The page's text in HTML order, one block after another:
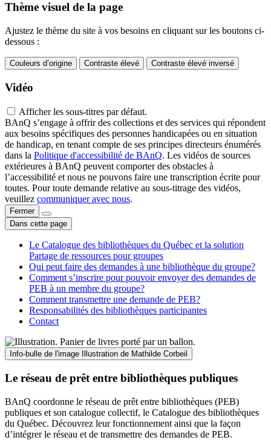
Thème visuel de la page
Ajustez le thème du site à vos besoins en cliquant sur les boutons ci-
dessous :
Couleurs d’origine Contraste élevé Contraste élevé inversé
Vidéo
Afficher les sous-titres par défaut.
BAnQ s’engage à offrir des collections et des services qui répondent
aux besoins spécifiques des personnes handicapées ou en situation
de handicap, en tenant compte de ses principes directeurs énumérés
dans la Politique d'accessibilité de BAnQ. Les vidéos de sources
extérieures à BAnQ peuvent comporter des obstacles à
l’accessibilité et nous ne pouvons faire une transcription écrite pour
toutes. Pour toute demande relative au sous-titrage des vidéos,
veuillez communiquer avec nous.
Fermer
Dans cette page
Le Catalogue des bibliothèques du Québec et la solution
Partage de ressources pour groupes
Qui peut faire des demandes à une bibliothèque du groupe?
Comment s’inscrire pour pouvoir envoyer des demandes de
PEB à un membre du groupe?
Comment transmettre une demande de PEB?
Responsabilités des bibliothèques participantes
Contact
Info-bulle de l'image Illustration de Mathilde Corbeil
Le réseau de prêt entre bibliothèques publiques
BAnQ coordonne le réseau de prêt entre bibliothèques (PEB)
publiques et son catalogue collectif, le Catalogue des bibliothèques
du Québec. Découvrez leur fonctionnement ainsi que la façon
d’intégrer le réseau et de transmettre des demandes de PEB.